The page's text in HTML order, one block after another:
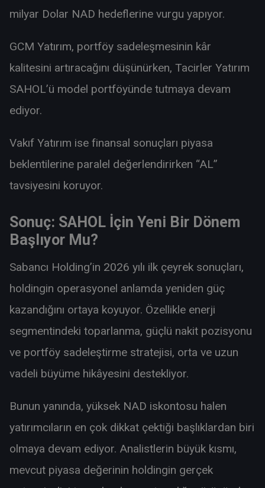
milyar Dolar NAD hedeflerine vurgu yapıyor.
GCM Yatırım, portföy sadeleşmesinin kâr
kalitesini artıracağını düşünürken, Tacirler Yatırım
SAHOL’ü model portföyünde tutmaya devam
ediyor.
Vakıf Yatırım ise finansal sonuçları piyasa
beklentilerine paralel değerlendirirken “AL”
tavsiyesini koruyor.
Sonuç: SAHOL İçin Yeni Bir Dönem
Başlıyor Mu?
Sabancı Holding’in 2026 yılı ilk çeyrek sonuçları,
holdingin operasyonel anlamda yeniden güç
kazandığını ortaya koyuyor. Özellikle enerji
segmentindeki toparlanma, güçlü nakit pozisyonu
ve portföy sadeleştirme stratejisi, orta ve uzun
vadeli büyüme hikâyesini destekliyor.
Bunun yanında, yüksek NAD iskontosu halen
yatırımcıların en çok dikkat çektiği başlıklardan biri
olmaya devam ediyor. Analistlerin büyük kısmı,
mevcut piyasa değerinin holdingin gerçek